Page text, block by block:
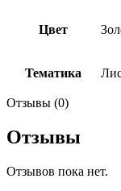
Цвет
Тематика
Отзывы (0)
Отзывы
Отзывов пока нет.